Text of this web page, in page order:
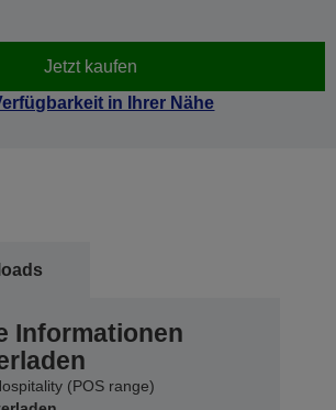
Jetzt kaufen
in Ihrer Nähe
Informationen
(POS range)